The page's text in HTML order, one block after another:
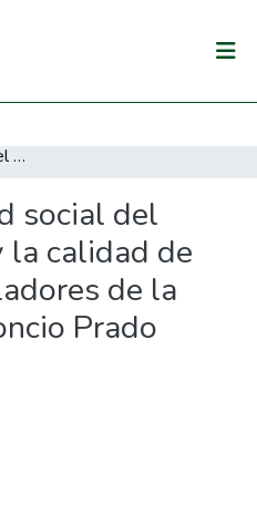
en Gestión Pública
Responsabilidad social del gobierno local y la calidad de vida en los pobladores de la provincia de Leoncio Prado
social del
calidad de
de la
Prado